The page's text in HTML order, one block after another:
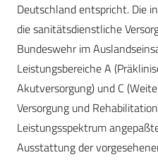
Deutschland entspricht. Die
die sanitätsdienstliche
Bundeswehr im
Leistungsbereiche A
Akutversorgung) und C
Versorgung und
Leistungsspektrum
Ausstattung der